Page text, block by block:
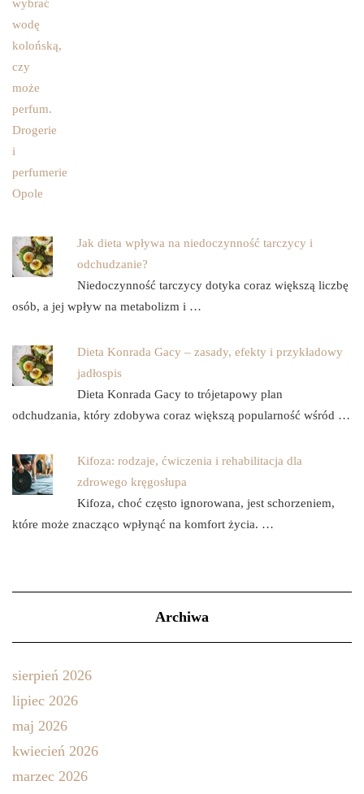
Jak dieta wpływa na niedoczynność tarczycy i
odchudzanie?
Niedoczynność tarczycy dotyka coraz większą liczbę
osób, a jej wpływ na metabolizm i …
Dieta Konrada Gacy – zasady, efekty i przykładowy
jadłospis
Dieta Konrada Gacy to trójetapowy plan
odchudzania, który zdobywa coraz większą popularność wśród …
Kifoza: rodzaje, ćwiczenia i rehabilitacja dla
zdrowego kręgosłupa
Kifoza, choć często ignorowana, jest schorzeniem,
które może znacząco wpłynąć na komfort życia. …
Archiwa
sierpień 2026
lipiec 2026
maj 2026
kwiecień 2026
marzec 2026